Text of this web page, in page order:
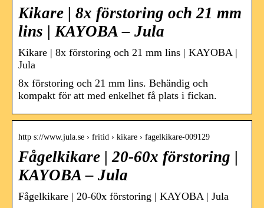
Kikare | 8x förstoring och 21 mm
lins | KAYOBA – Jula
Kikare | 8x förstoring och 21 mm lins | KAYOBA |
Jula
8x förstoring och 21 mm lins. Behändig och
kompakt för att med enkelhet få plats i fickan.
http s://www.jula.se › fritid › kikare › fagelkikare-009129
Fågelkikare | 20-60x förstoring |
KAYOBA – Jula
Fågelkikare | 20-60x förstoring | KAYOBA | Jula